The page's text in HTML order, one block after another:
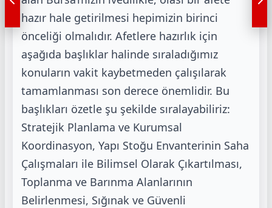
hazır hale getirilmesi hepimizin birinci
önceliği olmalıdır. Afetlere hazırlık için
aşağıda başlıklar halinde sıraladığımız
konuların vakit kaybetmeden çalışılarak
tamamlanması son derece önemlidir. Bu
başlıkları özetle şu şekilde sıralayabiliriz:
Stratejik Planlama ve Kurumsal
Koordinasyon, Yapı Stoğu Envanterinin Saha
Çalışmaları ile Bilimsel Olarak Çıkartılması,
Toplanma ve Barınma Alanlarının
Belirlenmesi, Sığınak ve Güvenli